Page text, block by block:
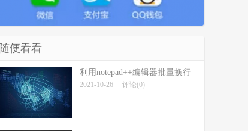
随便看看
利用notepad++编辑器批量换行
2021-10-26 评论(0)